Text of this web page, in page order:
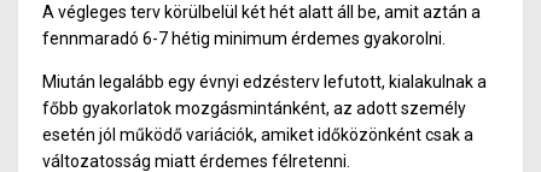
A végleges terv körülbelül két hét alatt áll be, amit aztán a
fennmaradó 6-7 hétig minimum érdemes gyakorolni.
Miután legalább egy évnyi edzésterv lefutott, kialakulnak a
főbb gyakorlatok mozgásmintánként, az adott személy
esetén jól működő variációk, amiket időközönként csak a
változatosság miatt érdemes félretenni.